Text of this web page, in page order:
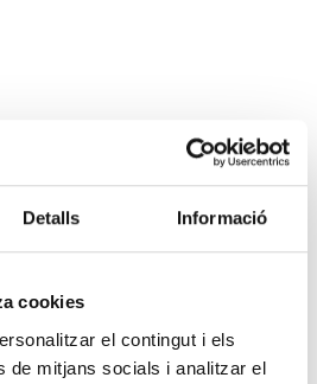
Detalls Informació
cookies
el contingut i els
de mitjans socials i analitzar el